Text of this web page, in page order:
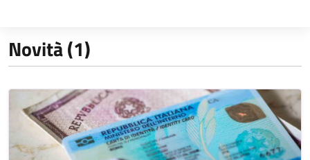
Novità (1)